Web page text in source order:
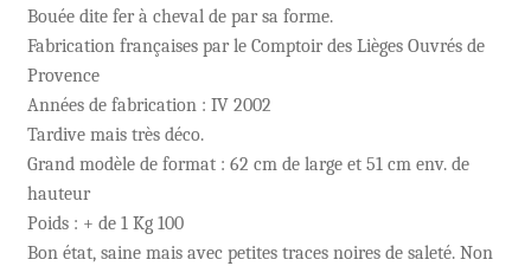
Bouée dite fer à cheval de par sa forme.
Fabrication françaises par le Comptoir des Lièges Ouvrés de
Provence
Années de fabrication : IV 2002
Tardive mais très déco.
Grand modèle de format : 62 cm de large et 51 cm env. de
hauteur
Poids : + de 1 Kg 100
Bon état, saine mais avec petites traces noires de saleté. Non